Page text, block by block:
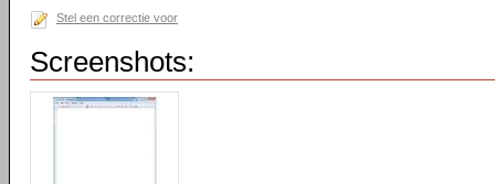
Stel een correctie voor
Screenshots: